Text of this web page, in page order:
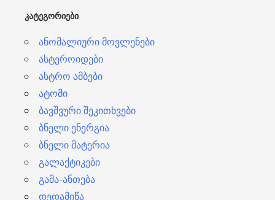
ᲙᲐᲢᲔᲒᲝᲠᲘᲔᲑᲘ
ანომალიური მოვლენები
ასტეროიდები
ასტრო ამბები
ატომი
ბავშვური შეკითხვები
ბნელი ენერგია
ბნელი მატერია
გალაქტიკები
გამა-ანთება
დედამიწა